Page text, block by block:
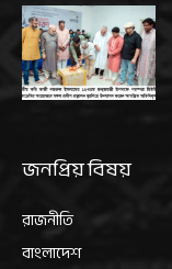
জনপ্রিয় বিষয়
রাজনীতি
বাংলাদেশ